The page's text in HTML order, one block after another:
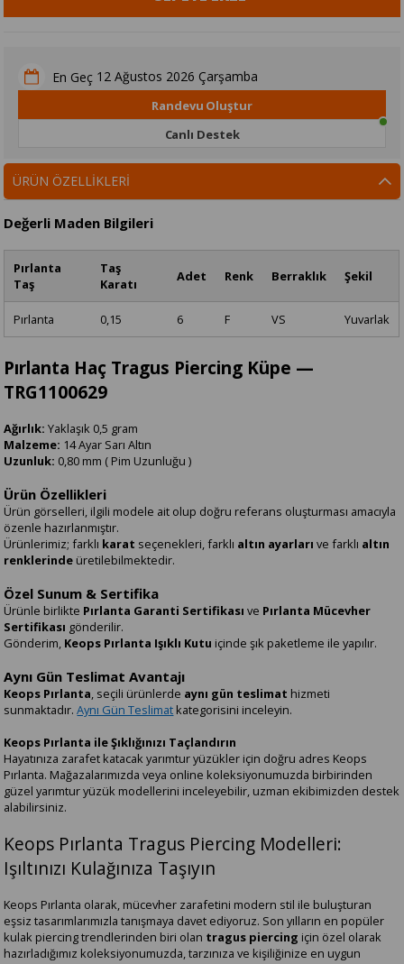
En Geç 12 Ağustos 2026 Çarşamba
Randevu Oluştur
Canlı Destek
ÜRÜN ÖZELLIKLERI
Değerli Maden Bilgileri
Pırlanta
Taş
Taş
Karatı
Adet Renk Berraklık Şekil
Pırlanta 0,15 6 F VS Yuvarlak
Pırlanta Haç Tragus Piercing Küpe —
TRG1100629
Ağırlık: Yaklaşık 0,5 gram
Malzeme: 14 Ayar Sarı Altın
Uzunluk: 0,80 mm ( Pim Uzunluğu )
Ürün Özellikleri
Ürün görselleri, ilgili modele ait olup doğru referans oluşturması amacıyla
özenle hazırlanmıştır.
Ürünlerimiz; farklı karat seçenekleri, farklı altın ayarları ve farklı altın
renklerinde üretilebilmektedir.
Özel Sunum & Sertifika
Ürünle birlikte Pırlanta Garanti Sertifikası ve Pırlanta Mücevher
Sertifikası gönderilir.
Gönderim, Keops Pırlanta Işıklı Kutu içinde şık paketleme ile yapılır.
Aynı Gün Teslimat Avantajı
Keops Pırlanta, seçili ürünlerde aynı gün teslimat hizmeti
sunmaktadır.Aynı Gün Teslimat kategorisini inceleyin.
Keops Pırlanta ile Şıklığınızı Taçlandırın
Hayatınıza zarafet katacak yarımtur yüzükler için doğru adres Keops
Pırlanta. Mağazalarımızda veya online koleksiyonumuzda birbirinden
güzel yarımtur yüzük modellerini inceleyebilir, uzman ekibimizden destek
alabilirsiniz.
Keops Pırlanta Tragus Piercing Modelleri:
Işıltınızı Kulağınıza Taşıyın
Keops Pırlanta olarak, mücevher zarafetini modern stil ile buluşturan
eşsiz tasarımlarımızla tanışmaya davet ediyoruz. Son yılların en popüler
kulak piercing trendlerinden biri olan tragus piercing için özel olarak
hazırladığımız koleksiyonumuzda, tarzınıza ve kişiliğinize en uygun